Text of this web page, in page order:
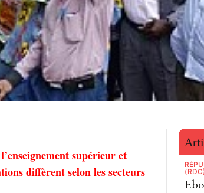
supérieur et
diffèrent selon les secteurs